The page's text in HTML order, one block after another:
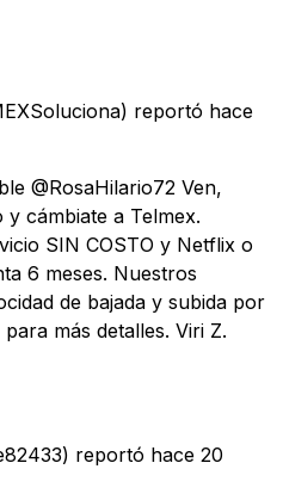
reportó hace
@RosaHilario72 Ven,
cámbiate a Telmex.
SIN COSTO y Netflix o
6 meses. Nuestros
de bajada y subida por
más detalles. Viri Z.
reportó hace 20